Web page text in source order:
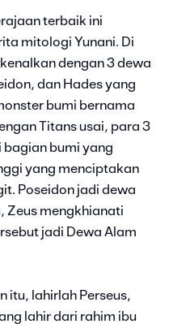
terbaik ini
mitologi Yunani. Di
dengan 3 dewa
dan Hades yang
bumi bernama
Titans usai, para 3
bagian bumi yang
yang menciptakan
Poseidon jadi dewa
Zeus mengkhianati
jadi Dewa Alam
itu, lahirlah Perseus,
lahir dari rahim ibu